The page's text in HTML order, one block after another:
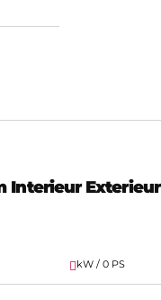
Interieur Exterieur
kW / 0 PS